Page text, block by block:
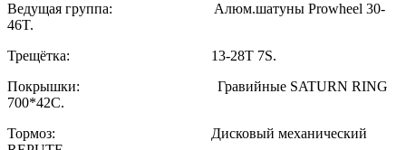
Ведущая группа: Алюм.шатуны Prowheel 30-
46T.
Трещётка: 13-28Т 7S.
Покрышки: Гравийные SATURN RING
700*42C.
Тормоз: Дисковый механический